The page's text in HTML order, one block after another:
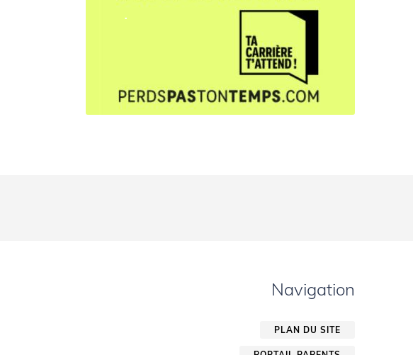
.
Navigation
PLAN DU SITE